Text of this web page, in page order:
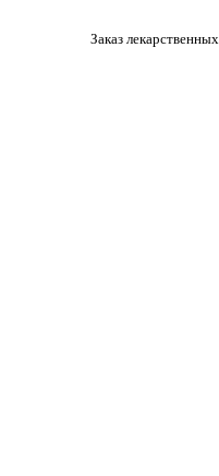
Заказ